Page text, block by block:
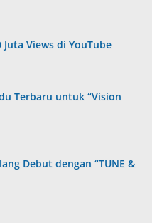
Juta Views di YouTube
Terbaru untuk “Vision
Debut dengan “TUNE &